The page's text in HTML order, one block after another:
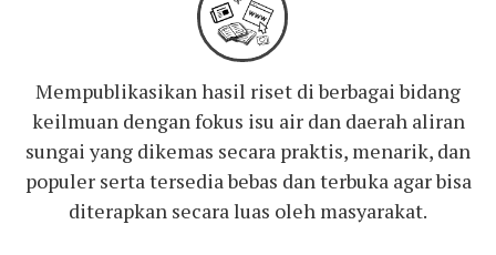
Mempublikasikan hasil riset di berbagai bidang
keilmuan dengan fokus isu air dan daerah aliran
sungai yang dikemas secara praktis, menarik, dan
populer serta tersedia bebas dan terbuka agar bisa
diterapkan secara luas oleh masyarakat.